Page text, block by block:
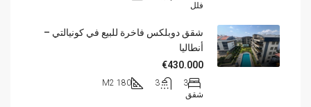
فلل
شقق دوبلكس فاخرة للبيع في كونيالتي –
أنطاليا
€430.000
3
3
180 M2
شقق